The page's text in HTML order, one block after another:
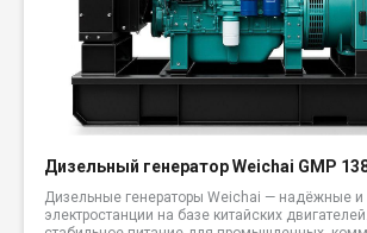
Дизельный генератор Weichai GMP
Дизельные генераторы Weichai — надёжные
электростанции на базе китайских